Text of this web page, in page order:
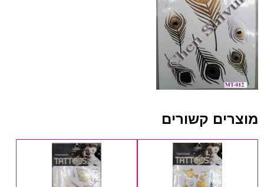
מוצרים קשורים